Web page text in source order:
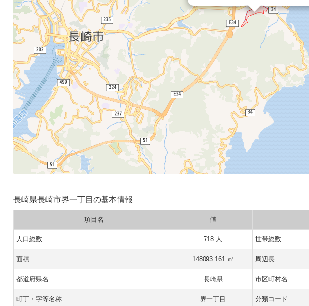
長崎県長崎市界一丁目の基本情報
項目名 値
人口総数 718 人 世帯総数
面積 148093.161 ㎡ 周辺長
都道府県名 長崎県 市区町村名
町丁・字等名称 界一丁目 分類コード